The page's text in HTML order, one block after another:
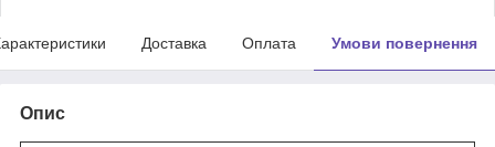
Доставка Оплата Умови повернення
Опис